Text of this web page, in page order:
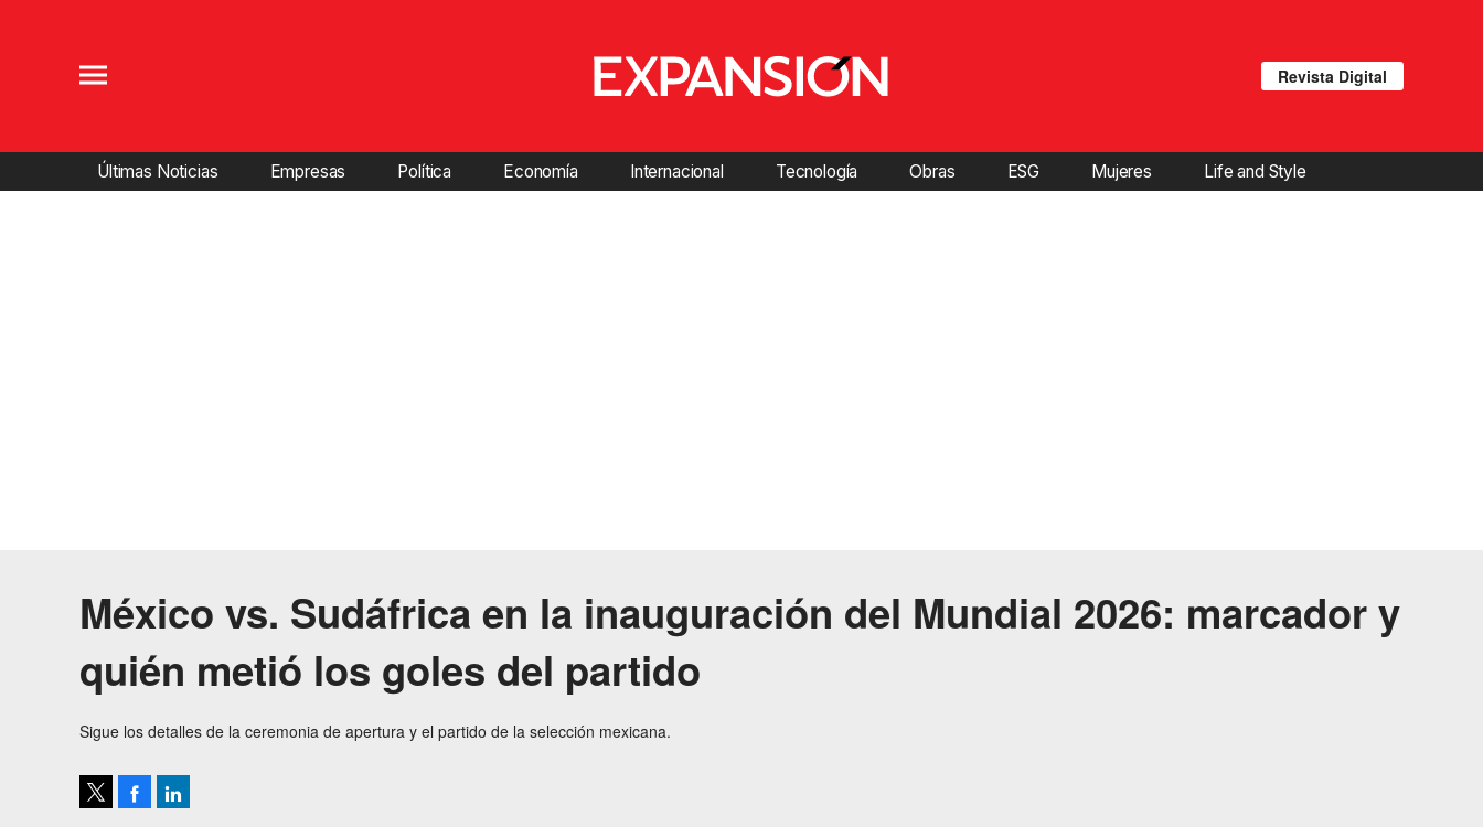
Revista Digital
Últimas Noticias Empresas Política Economía Internacional Tecnología Obras ESG Mujeres Life and Style
México vs. Sudáfrica en la inauguración del Mundial 2026: marcador y
quién metió los goles del partido
Facebook
Sigue los detalles de la ceremonia de apertura y el partido de la selección mexicana.